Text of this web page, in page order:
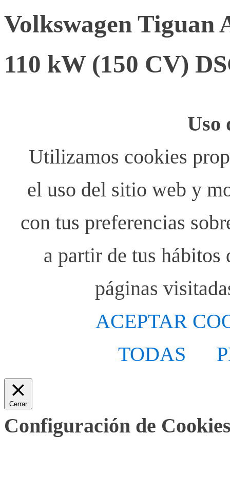
Volkswagen Tiguan
110 kW (150 CV)
Uso
Utilizamos cookies
el uso del sitio web y
con tus preferencias
a partir de tus
páginas
ACEPTAR
TODAS
Cerrar
Configuración de